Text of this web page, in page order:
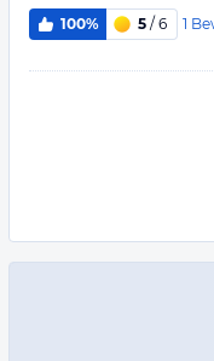
100% 5 / 6 1